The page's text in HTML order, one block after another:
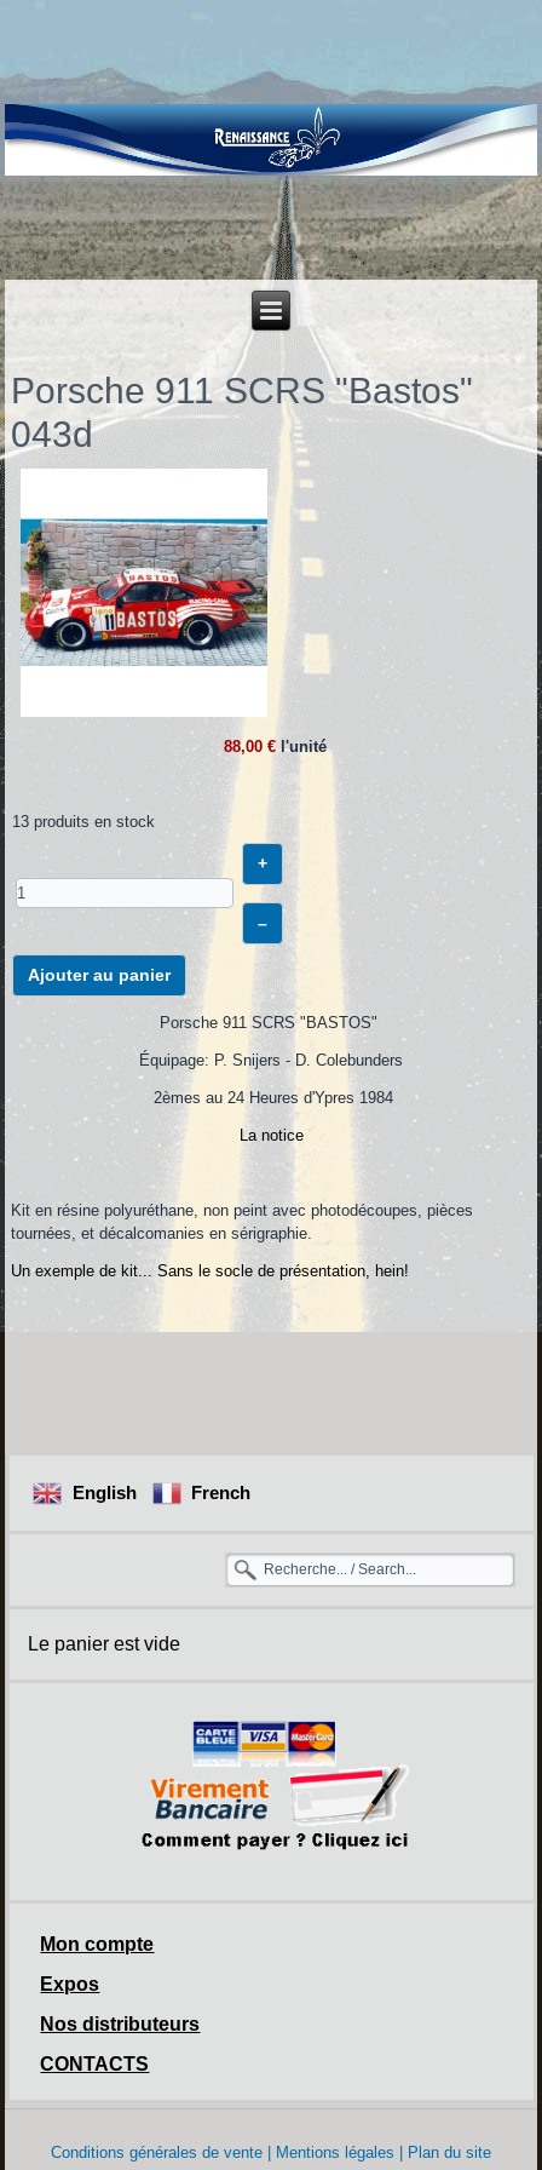
Porsche 911 SCRS "Bastos"
043d
88,00 € l'unité
13 produits en stock
+
–
Ajouter au panier
Porsche 911 SCRS "BASTOS"
Équipage: P. Snijers - D. Colebunders
2èmes au 24 Heures d'Ypres 1984
La notice
Kit en résine polyuréthane, non peint avec photodécoupes, pièces
tournées, et décalcomanies en sérigraphie.
Un exemple de kit... Sans le socle de présentation, hein!
English French
Le panier est vide
Mon compte
Expos
Nos distributeurs
CONTACTS
Conditions générales de vente Mentions légales Plan du site